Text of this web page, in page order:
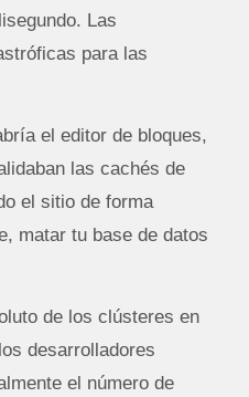
Las
para las
el editor de bloques,
las cachés de
el sitio de forma
matar tu base de datos
de los clústeres en
desarrolladores
el número de